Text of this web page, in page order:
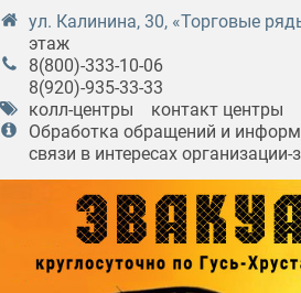
ул. Калинина, 30, «Торговые
этаж
8(800)-333-10-06
8(920)-935-33-33
колл-центры
контакт центры
Обработка обращений и
связи в интересах организации-